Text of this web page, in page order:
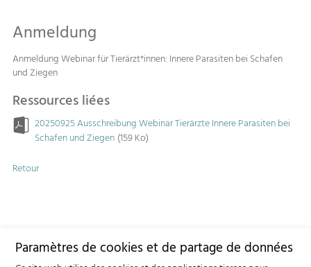
Anmeldung
Anmeldung Webinar für Tierärzt*innen: Innere Parasiten bei Schafen
und Ziegen
Ressources liées
20250925 Ausschreibung Webinar Tierärzte Innere Parasiten bei
Schafen und Ziegen (159 Ko)
Retour
Paramètres de cookies et de partage de données